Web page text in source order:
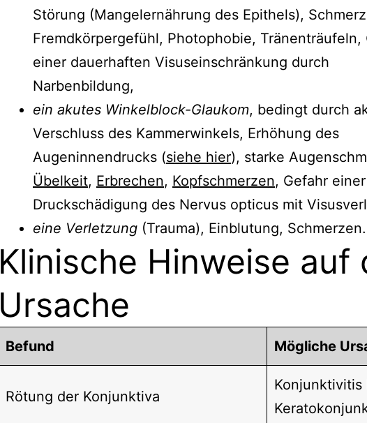
Störung (Mangelernährung des Epithels),
Fremdkörpergefühl, Photophobie, Tränenträufeln,
einer dauerhaften Visuseinschränkung durch
Narbenbildung,
ein akutes Winkelblock-Glaukom, bedingt durch
Verschluss des Kammerwinkels, Erhöhung des
Augeninnendrucks (siehe hier), starke
Übelkeit, Erbrechen, Kopfschmerzen, Gefahr einer
Druckschädigung des Nervus opticus mit
eine Verletzung (Trauma), Einblutung, Schmerzen.
Klinische Hinweise auf
Ursache
Befund Mögliche
Rötung der Konjunktiva
Konjunktivitis